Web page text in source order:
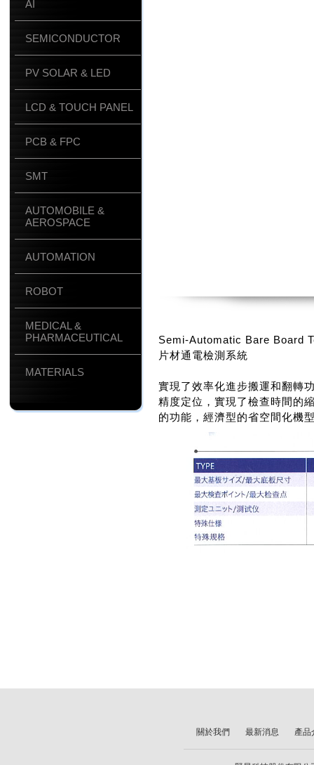
AI
SEMICONDUCTOR
PV SOLAR & LED
LCD & TOUCH PANEL
PCB & FPC
SMT
AUTOMOBILE &
AEROSPACE
AUTOMATION
ROBOT
MEDICAL &
PHARMACEUTICAL
MATERIALS
Semi-Automatic Bare Board
片材通電檢測系統
實現了效率化進步搬運和翻轉
精度定位，實現了檢查時間的
的功能，經濟型的省空間化機
關於我們 最新消息 產品